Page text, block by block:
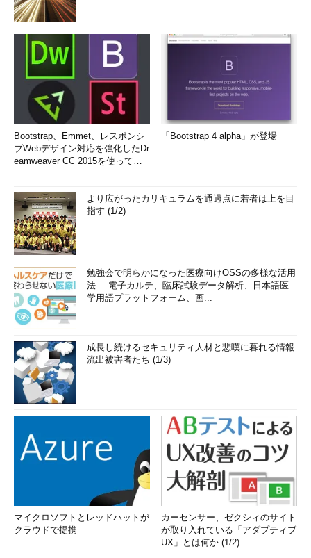
Bootstrap、Emmet、レスポンシ
ブWebデザイン対応を強化したDr
eamweaver CC 2015を使って
「Bootstrap 4 alpha」が登場
より広がったカリキュラムを通過点に若者は上を目
指す (1/2)
勉強会で明らかになった医療向けOSSの多様な活用
法──電子カルテ、臨床試験データ解析、日本語医
学用語プラットフォーム、画...
成長し続けるセキュリティ人材と悲嘆に暮れる情報
流出被害者たち (1/3)
マイクロソフトとレッドハットが
クラウドで提携
カーセンサー、ゼクシィのサイト
が取り入れている「アダプティブ
UX」とは何か (1/2)